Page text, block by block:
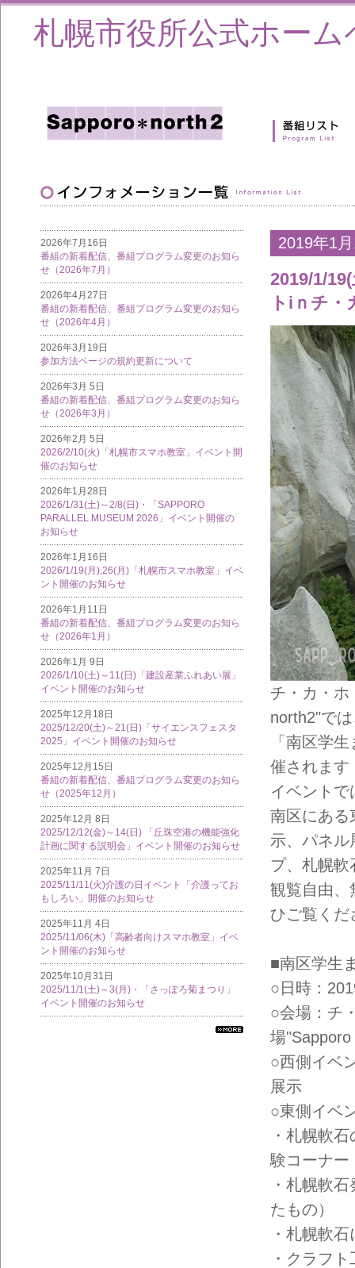
札幌市役所公式ホーム
2026年7月16日
番組の新着配信、番組プログラム変更のお知ら
せ（2026年7月）
2026年4月27日
番組の新着配信、番組プログラム変更のお知ら
せ（2026年4月）
2026年3月19日
参加方法ページの規約更新について
2026年3月 5日
番組の新着配信、番組プログラム変更のお知ら
せ（2026年3月）
2026年2月 5日
2026/2/10(火)「札幌市スマホ教室」イベント開
催のお知らせ
2026年1月28日
2026/1/31(土)～2/8(日)・「SAPPORO
PARALLEL MUSEUM 2026」イベント開催の
お知らせ
2026年1月16日
2026/1/19(月),26(月)「札幌市スマホ教室」イベ
ント開催のお知らせ
2026年1月11日
番組の新着配信、番組プログラム変更のお知ら
せ（2026年1月）
2026年1月 9日
2026/1/10(土)～11(日)「建設産業ふれあい展」
イベント開催のお知らせ
2025年12月18日
2025/12/20(土)～21(日)「サイエンスフェスタ
2025」イベント開催のお知らせ
2025年12月15日
番組の新着配信、番組プログラム変更のお知ら
せ（2025年12月）
2025年12月 8日
2025/12/12(金)～14(日) 「丘珠空港の機能強化
計画に関する説明会」イベント開催のお知らせ
2025年11月 7日
2025/11/11(火)介護の日イベント「介護ってお
もしろい」開催のお知らせ
2025年11月 4日
2025/11/06(木)「高齢者向けスマホ教室」イベ
ント開催のお知らせ
2025年10月31日
2025/11/1(土)～3(月)・「さっぽろ菊まつり」
イベント開催のお知らせ
2019年1
2019/1/
トiｎチ
チ・カ・ホ
north2"で
「南区学
催されます
イベント
南区にある
示、パネル
プ、札幌軟
観覧自由、
ひご覧くだ
■南区学生
○日時：
○会場：チ
場
○西側イベ
展示
○東側イベ
・札幌軟
験コーナー
・札幌軟
たもの）
・札幌軟
・クラフ